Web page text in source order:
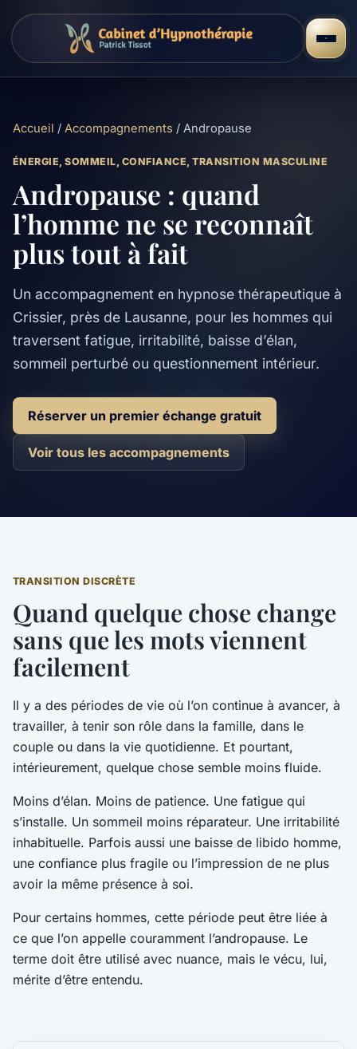
Accueil / Accompagnements / Andropause
ÉNERGIE, SOMMEIL, CONFIANCE, TRANSITION MASCULINE
Andropause : quand
l’homme ne se reconnaît
plus tout à fait
Un accompagnement en hypnose thérapeutique à
Crissier, près de Lausanne, pour les hommes qui
traversent fatigue, irritabilité, baisse d’élan,
sommeil perturbé ou questionnement intérieur.
Réserver un premier échange gratuit
Voir tous les accompagnements
TRANSITION DISCRÈTE
Quand quelque chose change
sans que les mots viennent
facilement
Il y a des périodes de vie où l’on continue à avancer, à
travailler, à tenir son rôle dans la famille, dans le
couple ou dans la vie quotidienne. Et pourtant,
intérieurement, quelque chose semble moins fluide.
Moins d’élan. Moins de patience. Une fatigue qui
s’installe. Un sommeil moins réparateur. Une irritabilité
inhabituelle. Parfois aussi une baisse de libido homme,
une confiance plus fragile ou l’impression de ne plus
avoir la même présence à soi.
Pour certains hommes, cette période peut être liée à
ce que l’on appelle couramment l’andropause. Le
terme doit être utilisé avec nuance, mais le vécu, lui,
mérite d’être entendu.